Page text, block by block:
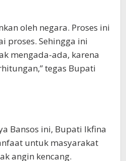
oleh negara. Proses ini
proses. Sehingga ini
mengada-ada, karena
tegas Bupati
Bansos ini, Bupati Ikfina
untuk masyarakat
angin kencang.